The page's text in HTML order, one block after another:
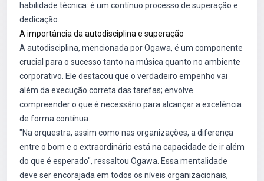
habilidade técnica: é um contínuo processo de superação e
dedicação.
A importância da autodisciplina e superação
A autodisciplina, mencionada por Ogawa, é um componente
crucial para o sucesso tanto na música quanto no ambiente
corporativo. Ele destacou que o verdadeiro empenho vai
além da execução correta das tarefas; envolve
compreender o que é necessário para alcançar a excelência
de forma contínua.
"Na orquestra, assim como nas organizações, a diferença
entre o bom e o extraordinário está na capacidade de ir além
do que é esperado", ressaltou Ogawa. Essa mentalidade
deve ser encorajada em todos os níveis organizacionais,